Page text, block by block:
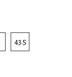
43.5